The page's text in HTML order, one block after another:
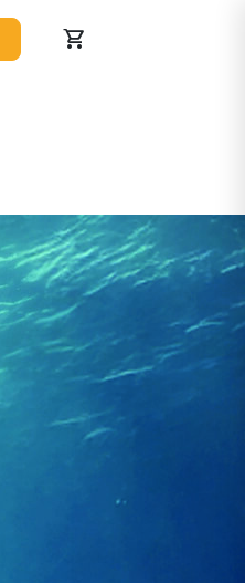
shopping_cart